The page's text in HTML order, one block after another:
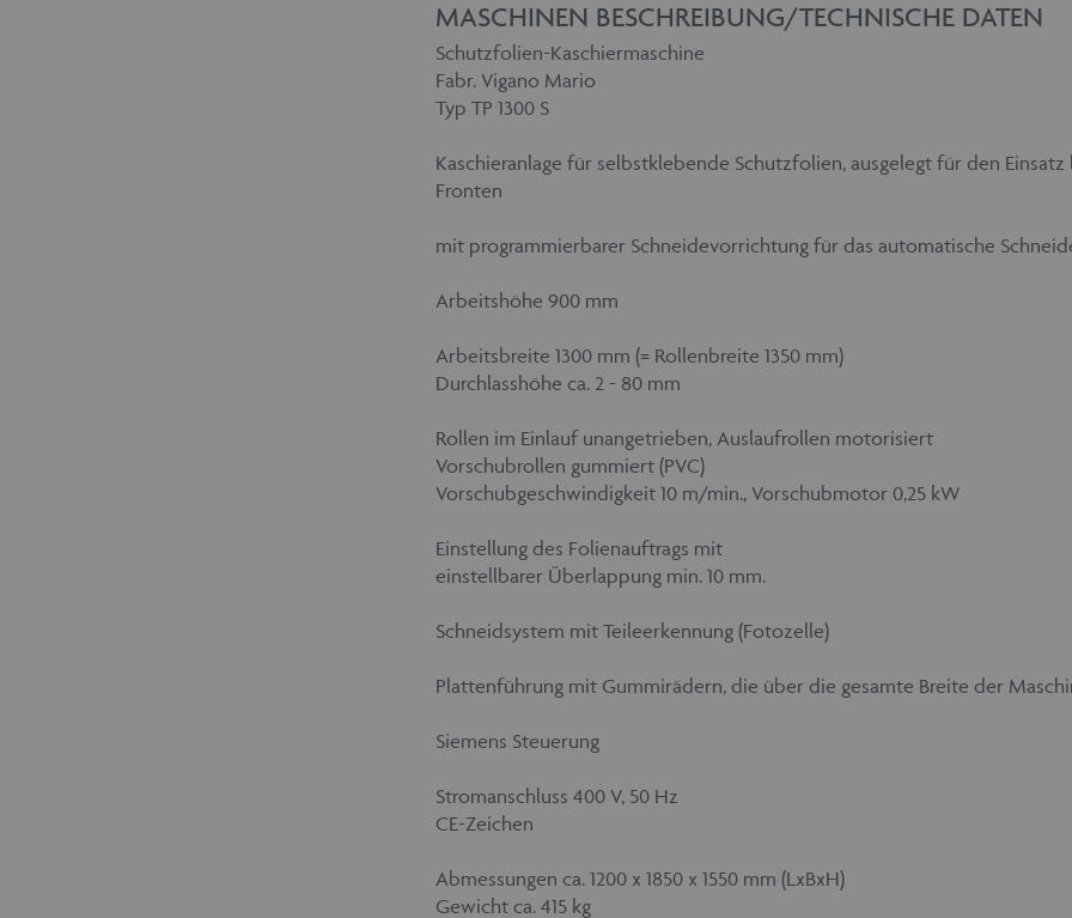
MASCHINEN BESCHREIBUNG/TECHNISCHE DATEN
Schutzfolien-Kaschiermaschine
Fabr. Vigano Mario
Typ TP 1300 S
Kaschieranlage für selbstklebende Schutzfolien, ausgelegt für den
Fronten
mit programmierbarer Schneidevorrichtung für das automatische
Arbeitshöhe 900 mm
Arbeitsbreite 1300 mm (= Rollenbreite 1350 mm)
Durchlasshöhe ca. 2 - 80 mm
Rollen im Einlauf unangetrieben, Auslaufrollen motorisiert
Vorschubrollen gummiert (PVC)
Vorschubgeschwindigkeit 10 m/min., Vorschubmotor 0,25 kW
Einstellung des Folienauftrags mit
einstellbarer Überlappung min. 10 mm.
Schneidsystem mit Teileerkennung (Fotozelle)
Plattenführung mit Gummirädern, die über die gesamte Breite der
Siemens Steuerung
Stromanschluss 400 V, 50 Hz
CE-Zeichen
Abmessungen ca. 1200 x 1850 x 1550 mm (LxBxH)
Gewicht ca. 415 kg